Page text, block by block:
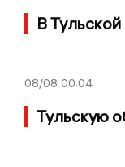
В
08/08 00:04
Тульскую